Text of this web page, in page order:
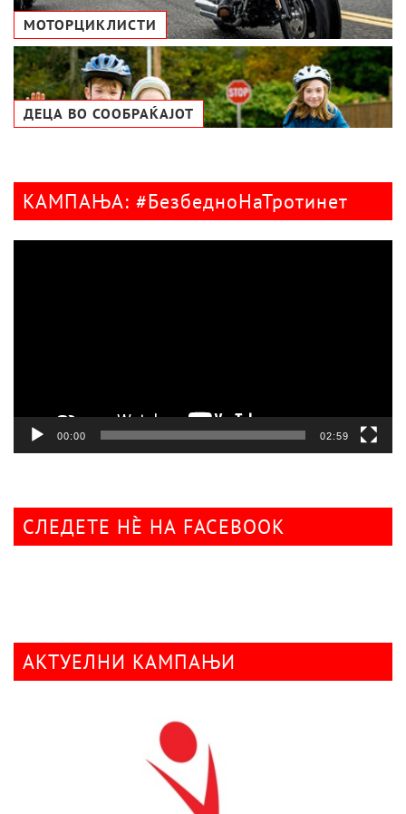
МОТОРЦИКЛИСТИ
ДЕЦА ВО СООБРАЌАЈОТ
КАМПАЊА: #БезбедноНаТротинет
00:00 02:59
СЛЕДЕТЕ НÈ НА FACEBOOK
АКТУЕЛНИ КАМПАЊИ